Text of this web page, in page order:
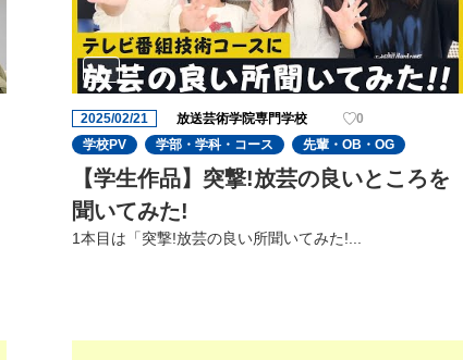
2025/02/21 放送芸術学院専門学校
0
学校PV
学部・学科・コース 先輩・OB・OG
【学生作品】突撃!放芸の良いところを
聞いてみた!
1本目は「突撃!放芸の良い所聞いてみた!...